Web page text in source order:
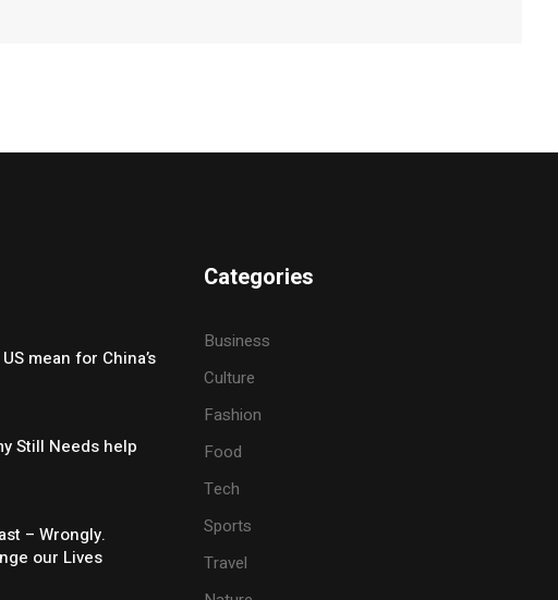
mean for China’s
Still Needs help
– Wrongly.
our Lives
Categories
Business
Culture
Fashion
Food
Tech
Sports
Travel